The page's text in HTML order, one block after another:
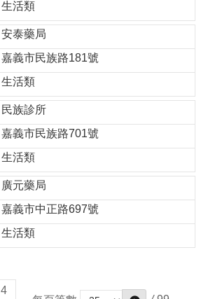
生活類
安泰藥局
嘉義市民族路181號
生活類
民族診所
嘉義市民族路701號
生活類
廣元藥局
嘉義市中正路697號
生活類
4